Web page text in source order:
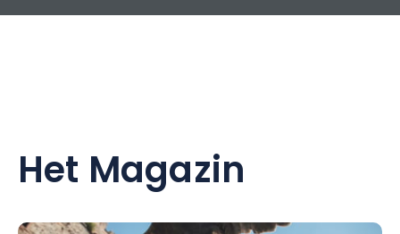
Nigloland
D 619
Tel: 03 25 27 94 52
Het Magazin